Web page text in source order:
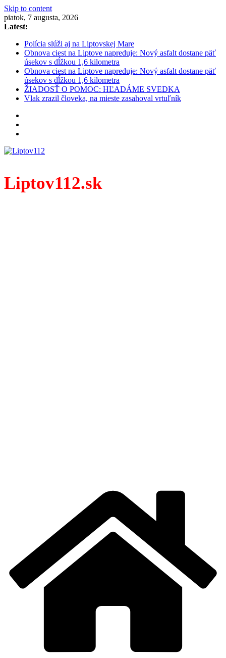
Skip to content
piatok, 7 augusta, 2026
Latest:
Polícia slúži aj na Liptovskej Mare
Obnova ciest na Liptove napreduje: Nový asfalt dostane päť
úsekov s dĺžkou 1,6 kilometra
Obnova ciest na Liptove napreduje: Nový asfalt dostane päť
úsekov s dĺžkou 1,6 kilometra
ŽIADOSŤ O POMOC: HĽADÁME SVEDKA
Vlak zrazil človeka, na mieste zasahoval vrtuľník
Liptov112.sk